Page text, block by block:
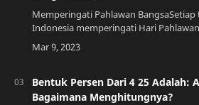
Memperingati Pahlawan BangsaSetiap
Indonesia memperingati Hari
tanggal 10 November sebagai bentuk
penghormatan terhadap para
Bentuk Persen Dari 4 25 Adalah:
Bagaimana Menghitungnya?